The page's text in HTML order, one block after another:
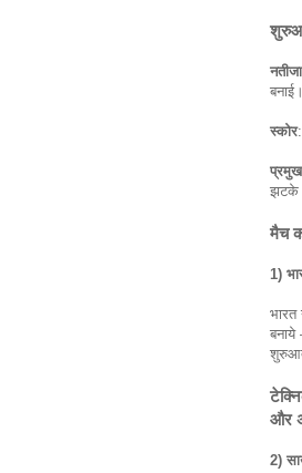
नतीजा
बनाई।
स्कोर
प्रमुख
झटके
मैच
1)
और
2)